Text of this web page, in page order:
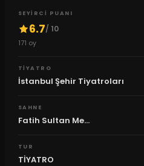
SEYIRCI PUANI
6.7/ 10
171 oy
TIYATRO
İstanbul Şehir Tiyatroları
SAHNE
Fatih Sultan Me...
TUR
TİYATRO